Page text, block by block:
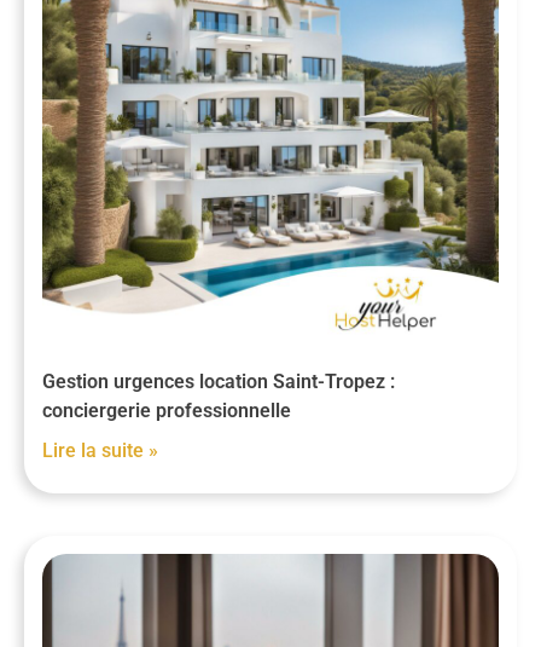
Gestion urgences location Saint-Tropez :
conciergerie professionnelle
Lire la suite »